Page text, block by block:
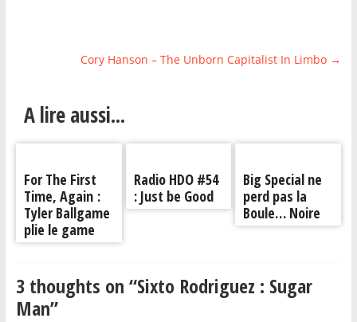
Cory Hanson – The Unborn Capitalist In Limbo →
A lire aussi...
For The First
Time, Again :
Tyler Ballgame
plie le game
Radio HDO #54
: Just be Good
Big Special ne
perd pas la
Boule… Noire
3 thoughts on “Sixto Rodriguez : Sugar
Man”